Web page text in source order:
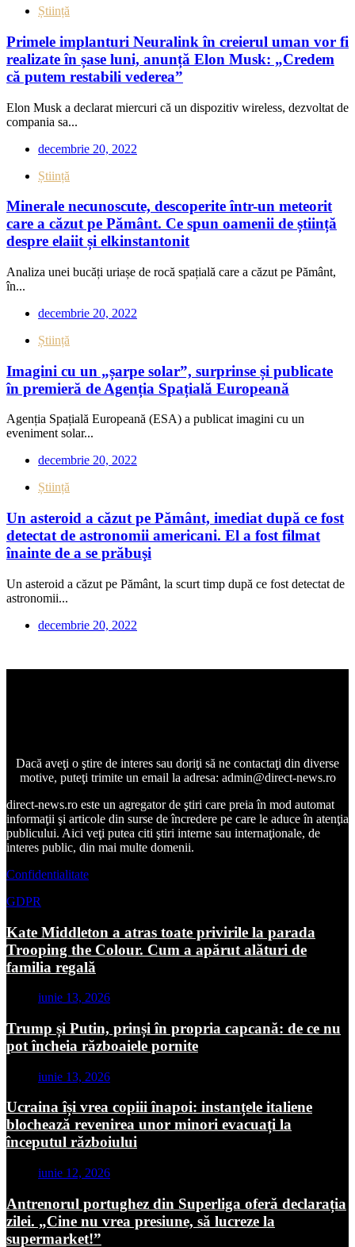
Știință
Primele implanturi Neuralink în creierul uman vor fi
realizate în șase luni, anunță Elon Musk: „Credem
că putem restabili vederea”
Elon Musk a declarat miercuri că un dispozitiv wireless, dezvoltat de
compania sa...
decembrie 20, 2022
Știință
Minerale necunoscute, descoperite într-un meteorit
care a căzut pe Pământ. Ce spun oamenii de știință
despre elaiit și elkinstantonit
Analiza unei bucăți uriașe de rocă spațială care a căzut pe Pământ,
în...
decembrie 20, 2022
Știință
Imagini cu un „șarpe solar”, surprinse și publicate
în premieră de Agenția Spațială Europeană
Agenția Spațială Europeană (ESA) a publicat imagini cu un
eveniment solar...
decembrie 20, 2022
Știință
Un asteroid a căzut pe Pământ, imediat după ce fost
detectat de astronomii americani. El a fost filmat
înainte de a se prăbuşi
Un asteroid a căzut pe Pământ, la scurt timp după ce fost detectat de
astronomii...
decembrie 20, 2022
Dacă aveţi o ştire de interes sau doriţi să ne contactaţi din diverse
motive, puteţi trimite un email la adresa: admin@direct-news.ro
direct-news.ro este un agregator de ştiri care preia în mod automat
informaţii şi articole din surse de încredere pe care le aduce în atenţia
publicului. Aici veţi putea citi ştiri interne sau internaţionale, de
interes public, din mai multe domenii.
Confidentialitate
GDPR
Kate Middleton a atras toate privirile la parada
Trooping the Colour. Cum a apărut alături de
familia regală
iunie 13, 2026
Trump și Putin, prinși în propria capcană: de ce nu
pot încheia războaiele pornite
iunie 13, 2026
Ucraina își vrea copiii înapoi: instanțele italiene
blochează revenirea unor minori evacuați la
începutul războiului
iunie 12, 2026
Antrenorul portughez din Superliga oferă declarația
zilei. „Cine nu vrea presiune, să lucreze la
supermarket!”